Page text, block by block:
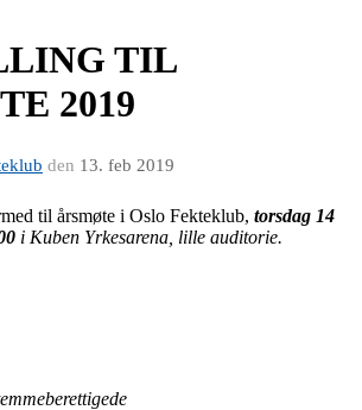
TIL
2019
den 13. feb 2019
til årsmøte i Oslo Fekteklub, torsdag 14
i Kuben Yrkesarena, lille auditorie.